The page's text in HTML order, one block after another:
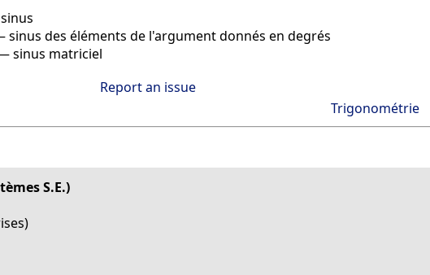
sinus des éléments de l'argument donnés en degrés
sinus matriciel
Report an issue
Trigonométrie
S.E.)